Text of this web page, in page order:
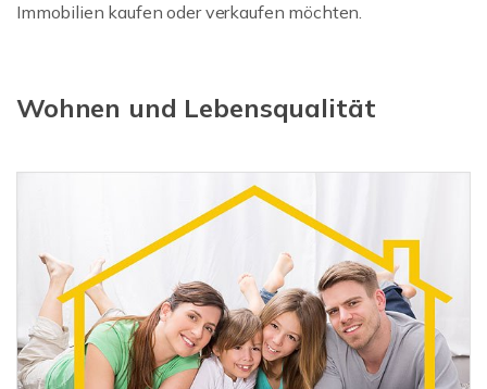
Immobilien kaufen oder verkaufen möchten.
Wohnen und Lebensqualität